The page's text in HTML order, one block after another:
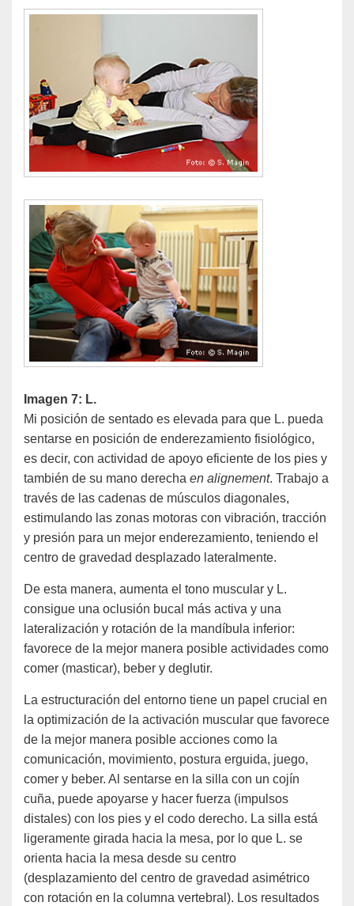
Imagen 7: L.
Mi posición de sentado es elevada para que L. pueda
sentarse en posición de enderezamiento fisiológico,
es decir, con actividad de apoyo eficiente de los pies y
también de su mano derecha en alignement. Trabajo a
través de las cadenas de músculos diagonales,
estimulando las zonas motoras con vibración, tracción
y presión para un mejor enderezamiento, teniendo el
centro de gravedad desplazado lateralmente.
De esta manera, aumenta el tono muscular y L.
consigue una oclusión bucal más activa y una
lateralización y rotación de la mandíbula inferior:
favorece de la mejor manera posible actividades como
comer (masticar), beber y deglutir.
La estructuración del entorno tiene un papel crucial en
la optimización de la activación muscular que favorece
de la mejor manera posible acciones como la
comunicación, movimiento, postura erguida, juego,
comer y beber. Al sentarse en la silla con un cojín
cuña, puede apoyarse y hacer fuerza (impulsos
distales) con los pies y el codo derecho. La silla está
ligeramente girada hacia la mesa, por lo que L. se
orienta hacia la mesa desde su centro
(desplazamiento del centro de gravedad asimétrico
con rotación en la columna vertebral). Los resultados